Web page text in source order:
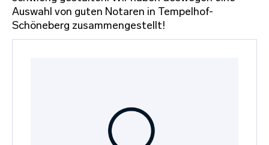
Auswahl von guten Notaren in Tempelhof-
Schöneberg zusammengestellt!